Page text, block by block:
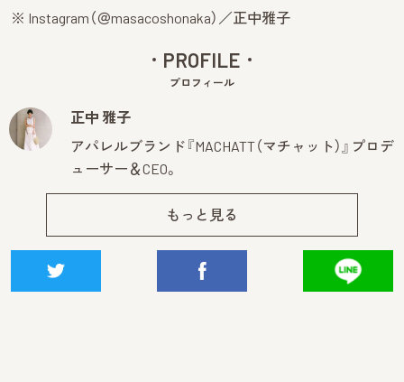
※ Instagram（＠masacoshonaka）／正中雅子
PROFILE
プロフィール
正中 雅子
アパレルブランド『MACHATT（マチャット）』プロデ
ューサー＆CEO。
もっと見る